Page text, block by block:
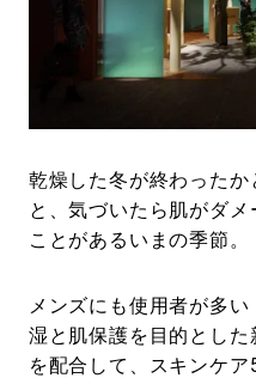
#ととけん #FASHION
#LIFESTYLE
乾燥した冬が終わった
と、気づいたら肌がダ
ことがあるいまの季節。
メンズにも使用者が多い
湿と肌保護を目的とし
を配合して、スキンケ